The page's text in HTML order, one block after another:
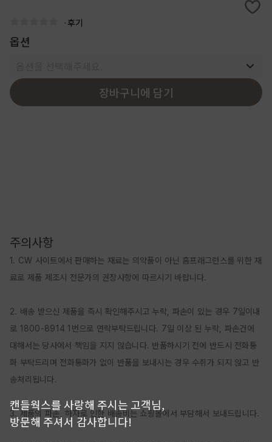
· 후기
옵션
장바구니에 담기
주의사항
1. CW 사이트에서 판매하는 재료는 의약품이 아닌 홈프래그런스를 위한 재
료로 제품 제조시 전문가의 권장사항에 따르시기 바랍니다.
2. 배송 받으신 제품을 즉시 확인해주시고 누락, 파손이 있는 경우 7일이내
로 1800-8914 1번으로 연락부탁드립니다. 7일 이상 된 누락, 파손건에
대해서는 당사에서 책임을 지지 않습니다. 반품하시기 전에 반드시 전화통
화 부탁드리며 전화통화가 없이 반품을 보내시는 경우 수취가 되지 않고 반
송처리됩니다.
3. 제품의 파손, 하자로 인한 배송비는 쇼핑몰에서 부담해서 보내드립니다.
캔들웍스를 사랑해 주시는 고객님,
방문해 주셔서 감사합니다!